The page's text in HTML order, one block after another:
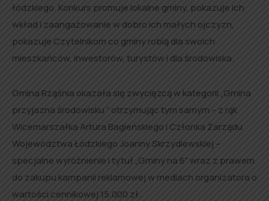
łódzkiego. Konkurs promuje lokalne gminy, pokazuje ich
wkład i zaangażowanie w dobro ich małych ojczyzn,
pokazuje Czytelnikom co gminy robią dla swoich
mieszkańców, inwestorów, turystów i dla środowiska.
Gmina Rząśnia okazała się zwycięzcą w kategorii „Gmina
przyjazna środowisku ” otrzymując tym samym – z rąk
Wicemarszałka Artura Bagieńskiego i Członka Zarządu
Województwa Łódzkiego Joanny Skrzydlewskiej –
specjalne wyróżnienie i tytuł „Gminy na 6” wraz z prawem
do zakupu kampanii reklamowej w mediach organizatora o
wartości cennikowej 15.000 zł.